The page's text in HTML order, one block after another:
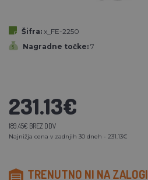
Šifra: x_FE-2250
Nagradne točke: 7
231.13€
189.45€ BREZ DDV
Najnižja cena v zadnjih 30 dneh - 231.13€
TRENUTNO NI NA ZALOGI